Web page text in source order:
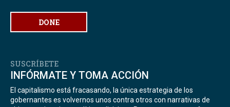
DONE
SUSCRÍBETE
INFÓRMATE Y TOMA ACCIÓN
El capitalismo está fracasando, la única estrategia de los
gobernantes es volvernos unos contra otros con narrativas de